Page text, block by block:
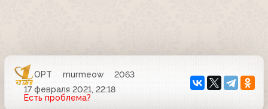
ОРТ murmeow
2063
17 февраля 2021, 22:18
Есть проблема?